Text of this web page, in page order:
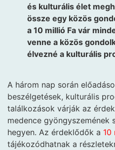
és kulturális élet
össze egy közös
a 10 millió Fa vár
venne a közös
élvezné a kulturális
A három nap során
beszélgetések, kulturális
találkozások várják az
medence gyöngyszemének
hegyen. Az érdeklődők a 10
tájékozódhatnak a